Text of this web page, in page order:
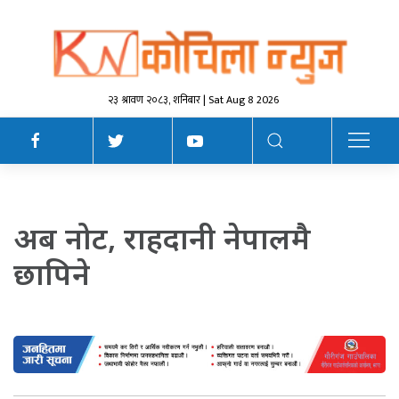
२३ श्रावण २०८३, शनिबार | Sat Aug 8 2026
अब नोट, राहदानी नेपालमै
छापिने